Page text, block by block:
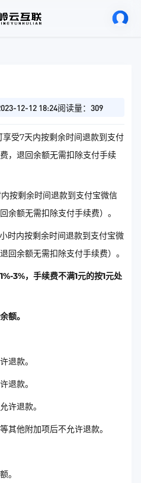
12-12 18:24阅读量：309
受7天内按剩余时间退款到支付
，退回余额无需扣除支付手续
按剩余时间退款到支付宝微信
余额无需扣除支付手续费）。
时内按剩余时间退款到支付宝微
回余额无需扣除支付手续费）。
3%，手续费不满1元的按1元处
额。
退款。
退款。
许退款。
其他附加项后不允许退款。
。